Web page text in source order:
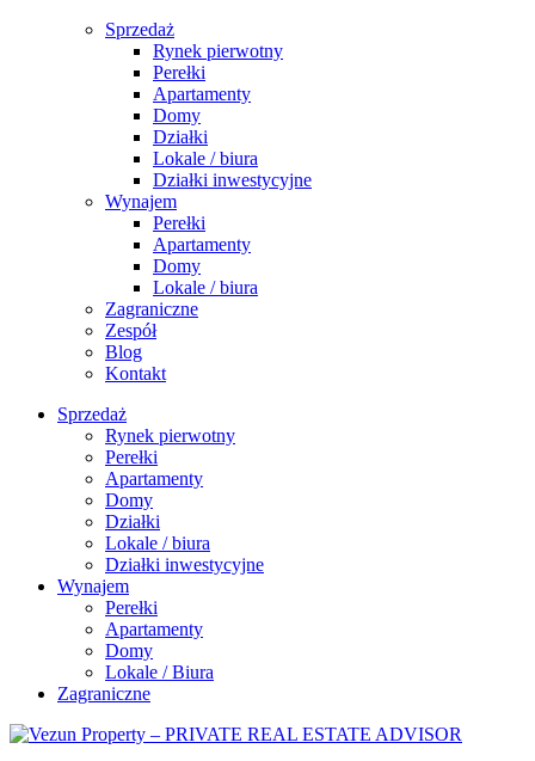
Sprzedaż
Rynek pierwotny
Perełki
Apartamenty
Domy
Działki
Lokale / biura
Działki inwestycyjne
Wynajem
Perełki
Apartamenty
Domy
Lokale / biura
Zagraniczne
Zespół
Blog
Kontakt
Sprzedaż
Rynek pierwotny
Perełki
Apartamenty
Domy
Działki
Lokale / biura
Działki inwestycyjne
Wynajem
Perełki
Apartamenty
Domy
Lokale / Biura
Zagraniczne